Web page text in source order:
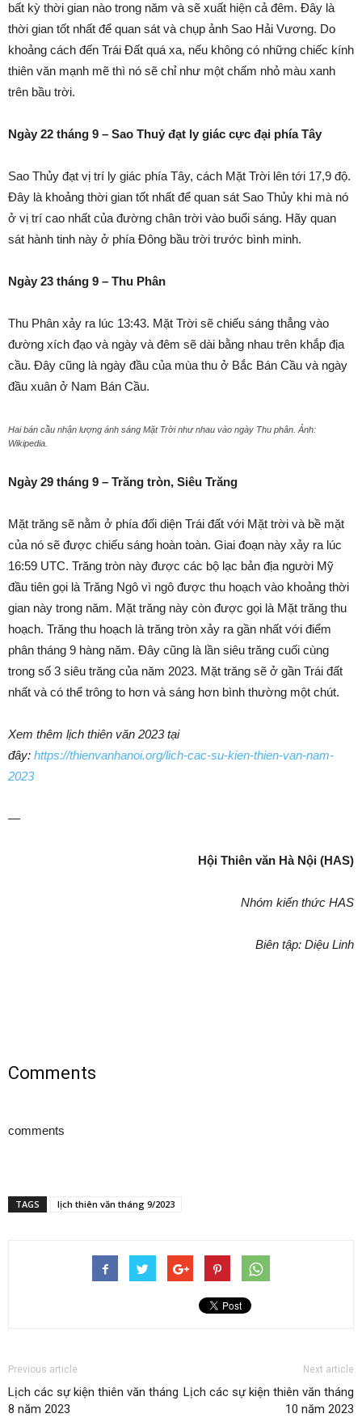
bất kỳ thời gian nào trong năm và sẽ xuất hiện cả đêm. Đây là
thời gian tốt nhất để quan sát và chụp ảnh Sao Hải Vương. Do
khoảng cách đến Trái Đất quá xa, nếu không có những chiếc kính
thiên văn mạnh mẽ thì nó sẽ chỉ như một chấm nhỏ màu xanh
trên bầu trời.
Ngày 22 tháng 9 – Sao Thuỷ đạt ly giác cực đại phía Tây
Sao Thủy đạt vị trí ly giác phía Tây, cách Mặt Trời lên tới 17,9 độ.
Đây là khoảng thời gian tốt nhất để quan sát Sao Thủy khi mà nó
ở vị trí cao nhất của đường chân trời vào buổi sáng. Hãy quan
sát hành tinh này ở phía Đông bầu trời trước bình minh.
Ngày 23 tháng 9 – Thu Phân
Thu Phân xảy ra lúc 13:43. Mặt Trời sẽ chiếu sáng thẳng vào
đường xích đạo và ngày và đêm sẽ dài bằng nhau trên khắp địa
cầu. Đây cũng là ngày đầu của mùa thu ở Bắc Bán Cầu và ngày
đầu xuân ở Nam Bán Cầu.
Hai bán cầu nhận lượng ánh sáng Mặt Trời như nhau vào ngày Thu phân. Ảnh:
Wikipedia.
Ngày 29 tháng 9 – Trăng tròn, Siêu Trăng
Mặt trăng sẽ nằm ở phía đối diện Trái đất với Mặt trời và bề mặt
của nó sẽ được chiếu sáng hoàn toàn. Giai đoạn này xảy ra lúc
16:59 UTC. Trăng tròn này được các bộ lạc bản địa người Mỹ
đầu tiên gọi là Trăng Ngô vì ngô được thu hoạch vào khoảng thời
gian này trong năm. Mặt trăng này còn được gọi là Mặt trăng thu
hoạch. Trăng thu hoạch là trăng tròn xảy ra gần nhất với điểm
phân tháng 9 hàng năm. Đây cũng là lần siêu trăng cuối cùng
trong số 3 siêu trăng của năm 2023. Mặt trăng sẽ ở gần Trái đất
nhất và có thể trông to hơn và sáng hơn bình thường một chút.
Xem thêm lịch thiên văn 2023 tại
đây: https://thienvanhanoi.org/lich-cac-su-kien-thien-van-nam-
2023
—
Hội Thiên văn Hà Nội (HAS)
Nhóm kiến thức HAS
Biên tập: Diệu Linh
Comments
comments
TAGS lịch thiên văn tháng 9/2023
Previous article
Lịch các sự kiện thiên văn tháng
8 năm 2023
Next article
Lịch các sự kiện thiên văn tháng
10 năm 2023